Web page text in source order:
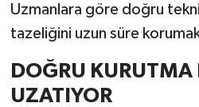
Uzmanlara göre doğru
tazeliğini uzun süre
DOĞRU
UZATIYOR
Magazin
Otomobil